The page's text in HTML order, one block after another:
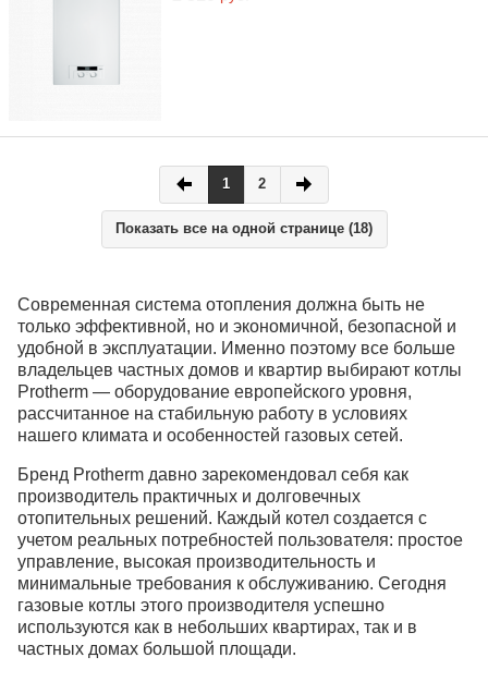
1 2
Показать все на одной странице (18)
Современная система отопления должна быть не
только эффективной, но и экономичной, безопасной и
удобной в эксплуатации. Именно поэтому все больше
владельцев частных домов и квартир выбирают котлы
Рrotherm — оборудование европейского уровня,
рассчитанное на стабильную работу в условиях
нашего климата и особенностей газовых сетей.
Бренд Protherm давно зарекомендовал себя как
производитель практичных и долговечных
отопительных решений. Каждый котел создается с
учетом реальных потребностей пользователя: простое
управление, высокая производительность и
минимальные требования к обслуживанию. Сегодня
газовые котлы этого производителя успешно
используются как в небольших квартирах, так и в
частных домах большой площади.